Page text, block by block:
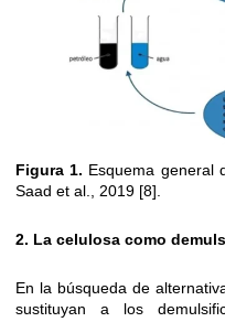
Figura 1. Esquema general
Saad et al., 2019 [8].
2. La celulosa como
En la búsqueda de
sustituyan a los